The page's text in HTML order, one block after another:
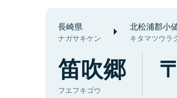
長崎県
ナガサキケン
北松浦郡小
キタマツウラ
笛吹郷
フエフキゴウ